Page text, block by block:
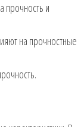
и
на прочностные